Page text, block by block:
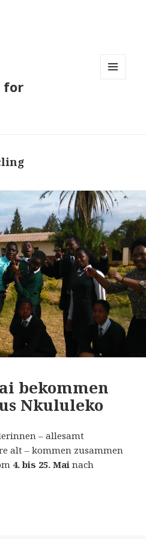
for
bekommen
Nkululeko
– allesamt
alt – kommen zusammen
4. bis 25. Mai nach
wir Besuch aus Nkululeko